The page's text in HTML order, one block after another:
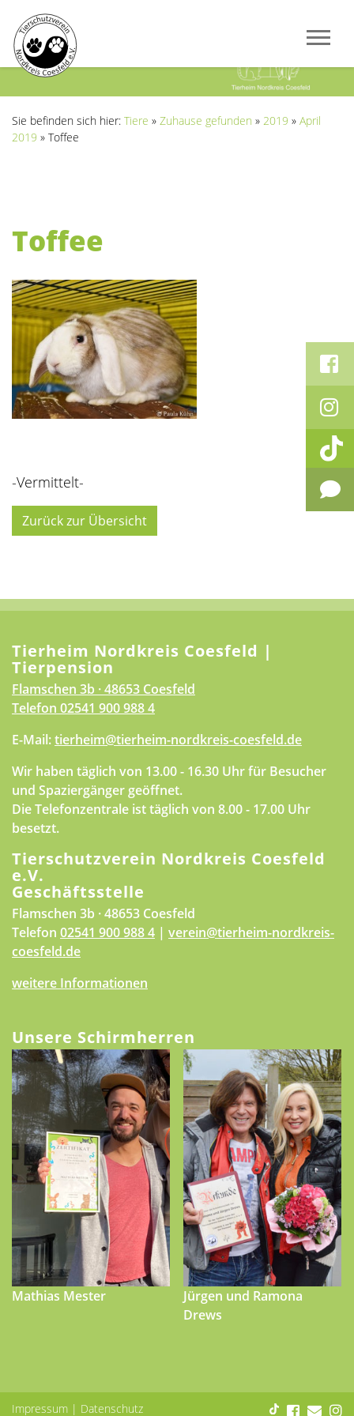
Sie befinden sich hier: Tiere » Zuhause gefunden » 2019 » April
2019 » Toffee
Toffee
-Vermittelt-
Zurück zur Übersicht
Tierheim Nordkreis Coesfeld |
Tierpension
Flamschen 3b · 48653 Coesfeld
Telefon 02541 900 988 4
E-Mail:tierheim@tierheim-nordkreis-coesfeld.de
Wir haben täglich von 13.00 - 16.30 Uhr für Besucher
und Spaziergänger geöffnet.
Die Telefonzentrale ist täglich von 8.00 - 17.00 Uhr
besetzt.
Tierschutzverein Nordkreis Coesfeld
e.V.
Geschäftsstelle
Flamschen 3b · 48653 Coesfeld
Telefon 02541 900 988 4 | verein@tierheim-nordkreis-
coesfeld.de
weitere Informationen
Unsere Schirmherren
Mathias Mester
Jürgen und Ramona
Drews
Impressum | Datenschutz